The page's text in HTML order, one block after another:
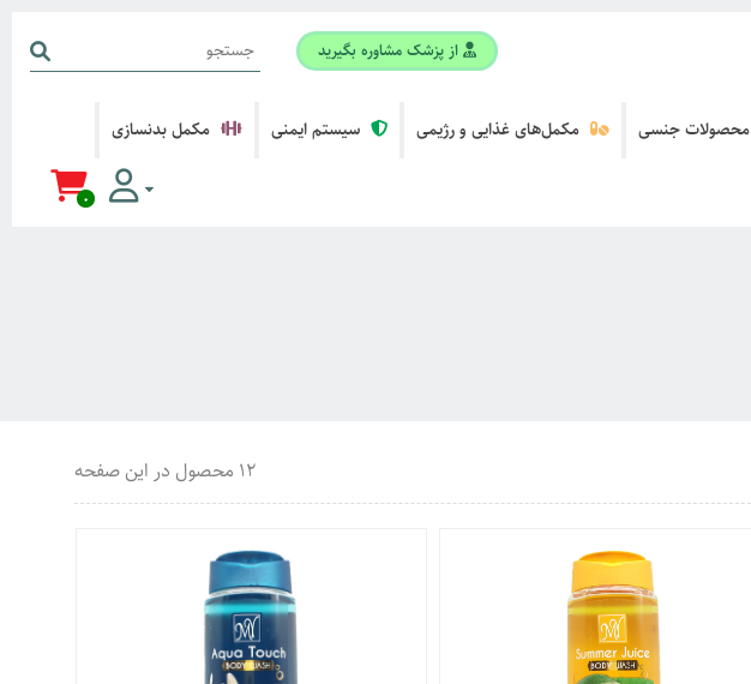
از پزشک مشاوره بگیرید
0
محصولات جنسی مکمل‌های غذایی و رژیمی سیستم ایمنی مکمل بدنسازی
12 محصول در این صفحه